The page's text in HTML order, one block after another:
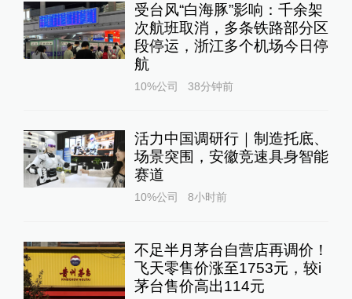
受台风“白海豚”影响：千余架
次航班取消，多条铁路部分区
段停运，浙江多个机场今日停
航
10%公司 38分钟前
活力中国调研行｜制造托底、
场景突围，安徽竞速具身智能
赛道
10%公司 8小时前
不足半月茅台自营店再调价！
飞天零售价涨至1753元，较i
茅台售价高出114元